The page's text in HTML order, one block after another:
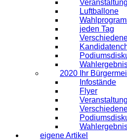
Luftballone
jeden Tag
2020 Ihr
Infostände
Flyer
eigene Artikel